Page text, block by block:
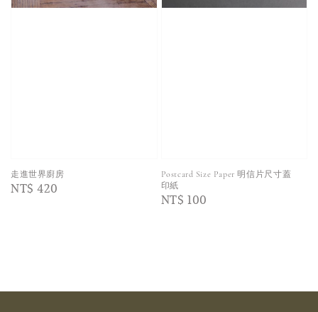
走進世界廚房
Regular
NT$ 420
Postcard Size Paper 明信片尺寸蓋
印紙
Regular
NT$ 100